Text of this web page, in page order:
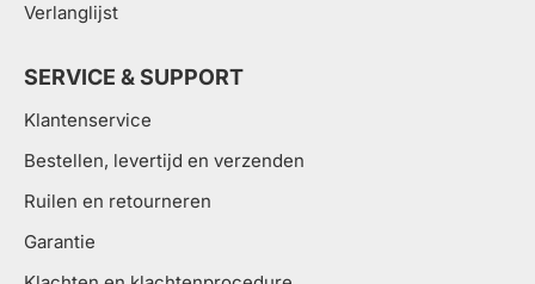
Verlanglijst
SERVICE & SUPPORT
Klantenservice
Bestellen, levertijd en verzenden
Ruilen en retourneren
Garantie